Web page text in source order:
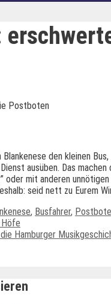
Postboten
den kleinen
ausüben. Das
oder mit anderen
seid nett zu Eurem
, Busfahrer,
Hamburger